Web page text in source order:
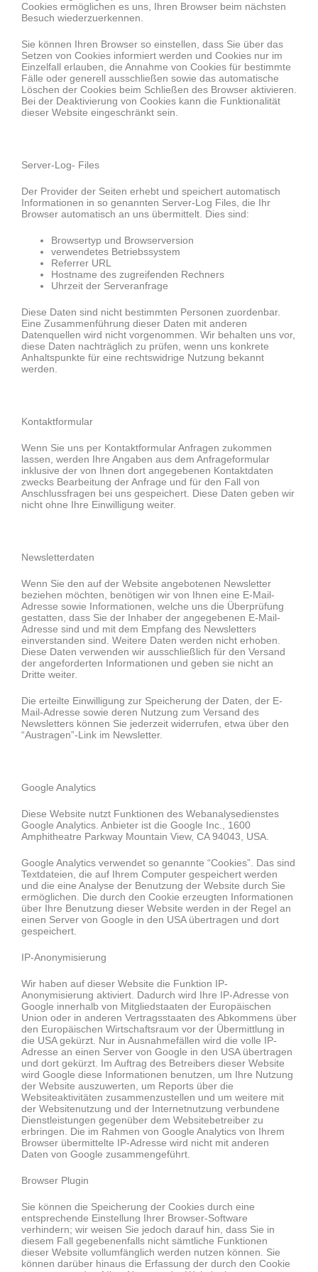
Cookies ermöglichen es uns, Ihren Browser beim nächsten
Besuch wiederzuerkennen.
Sie können Ihren Browser so einstellen, dass Sie über das
Setzen von Cookies informiert werden und Cookies nur im
Einzelfall erlauben, die Annahme von Cookies für bestimmte
Fälle oder generell ausschließen sowie das automatische
Löschen der Cookies beim Schließen des Browser aktivieren.
Bei der Deaktivierung von Cookies kann die Funktionalität
dieser Website eingeschränkt sein.
Server-Log- Files
Der Provider der Seiten erhebt und speichert automatisch
Informationen in so genannten Server-Log Files, die Ihr
Browser automatisch an uns übermittelt. Dies sind:
Browsertyp und Browserversion
verwendetes Betriebssystem
Referrer URL
Hostname des zugreifenden Rechners
Uhrzeit der Serveranfrage
Diese Daten sind nicht bestimmten Personen zuordenbar.
Eine Zusammenführung dieser Daten mit anderen
Datenquellen wird nicht vorgenommen. Wir behalten uns vor,
diese Daten nachträglich zu prüfen, wenn uns konkrete
Anhaltspunkte für eine rechtswidrige Nutzung bekannt
werden.
Kontaktformular
Wenn Sie uns per Kontaktformular Anfragen zukommen
lassen, werden Ihre Angaben aus dem Anfrageformular
inklusive der von Ihnen dort angegebenen Kontaktdaten
zwecks Bearbeitung der Anfrage und für den Fall von
Anschlussfragen bei uns gespeichert. Diese Daten geben wir
nicht ohne Ihre Einwilligung weiter.
Newsletterdaten
Wenn Sie den auf der Website angebotenen Newsletter
beziehen möchten, benötigen wir von Ihnen eine E-Mail-
Adresse sowie Informationen, welche uns die Überprüfung
gestatten, dass Sie der Inhaber der angegebenen E-Mail-
Adresse sind und mit dem Empfang des Newsletters
einverstanden sind. Weitere Daten werden nicht erhoben.
Diese Daten verwenden wir ausschließlich für den Versand
der angeforderten Informationen und geben sie nicht an
Dritte weiter.
Die erteilte Einwilligung zur Speicherung der Daten, der E-
Mail-Adresse sowie deren Nutzung zum Versand des
Newsletters können Sie jederzeit widerrufen, etwa über den
“Austragen”-Link im Newsletter.
Google Analytics
Diese Website nutzt Funktionen des Webanalysedienstes
Google Analytics. Anbieter ist die Google Inc., 1600
Amphitheatre Parkway Mountain View, CA 94043, USA.
Google Analytics verwendet so genannte “Cookies”. Das sind
Textdateien, die auf Ihrem Computer gespeichert werden
und die eine Analyse der Benutzung der Website durch Sie
ermöglichen. Die durch den Cookie erzeugten Informationen
über Ihre Benutzung dieser Website werden in der Regel an
einen Server von Google in den USA übertragen und dort
gespeichert.
IP-Anonymisierung
Wir haben auf dieser Website die Funktion IP-
Anonymisierung aktiviert. Dadurch wird Ihre IP-Adresse von
Google innerhalb von Mitgliedstaaten der Europäischen
Union oder in anderen Vertragsstaaten des Abkommens über
den Europäischen Wirtschaftsraum vor der Übermittlung in
die USA gekürzt. Nur in Ausnahmefällen wird die volle IP-
Adresse an einen Server von Google in den USA übertragen
und dort gekürzt. Im Auftrag des Betreibers dieser Website
wird Google diese Informationen benutzen, um Ihre Nutzung
der Website auszuwerten, um Reports über die
Websiteaktivitäten zusammenzustellen und um weitere mit
der Websitenutzung und der Internetnutzung verbundene
Dienstleistungen gegenüber dem Websitebetreiber zu
erbringen. Die im Rahmen von Google Analytics von Ihrem
Browser übermittelte IP-Adresse wird nicht mit anderen
Daten von Google zusammengeführt.
Browser Plugin
Sie können die Speicherung der Cookies durch eine
entsprechende Einstellung Ihrer Browser-Software
verhindern; wir weisen Sie jedoch darauf hin, dass Sie in
diesem Fall gegebenenfalls nicht sämtliche Funktionen
dieser Website vollumfänglich werden nutzen können. Sie
können darüber hinaus die Erfassung der durch den Cookie